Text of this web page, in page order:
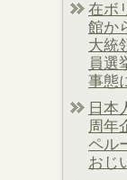
在ボ
館か
大統
員選
事態
日本
周年
ペル
おじ